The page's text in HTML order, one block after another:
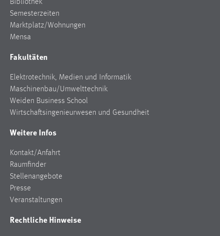
Bibliothek
Semesterzeiten
Marktplatz/Wohnungen
Mensa
Fakultäten
Elektrotechnik, Medien und Informatik
Maschinenbau/Umwelttechnik
Weiden Business School
Wirtschaftsingenieurwesen und Gesundheit
Weitere Infos
Kontakt/Anfahrt
Raumfinder
Stellenangebote
Presse
Veranstaltungen
Rechtliche Hinweise